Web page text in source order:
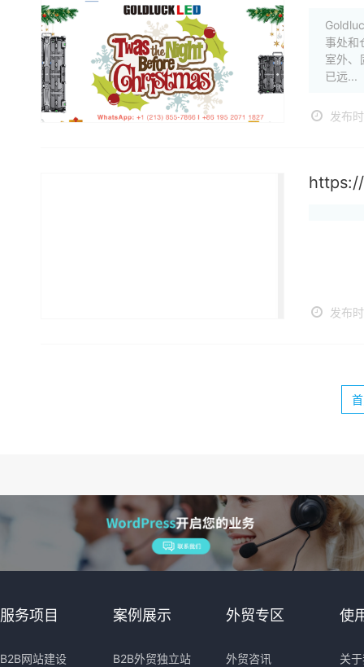
事处和
室外、
已远...
发布
发布
服务项目
B2B网站建设
案例展示
B2B外贸独立站
外贸专区
外贸咨讯
使
关